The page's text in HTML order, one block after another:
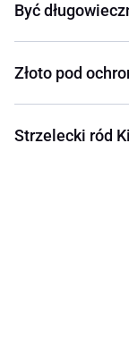
Być
Złoto pod
Strzelecki ród